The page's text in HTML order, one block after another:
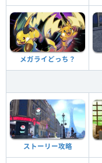
メガライどっち？
ストーリー攻略